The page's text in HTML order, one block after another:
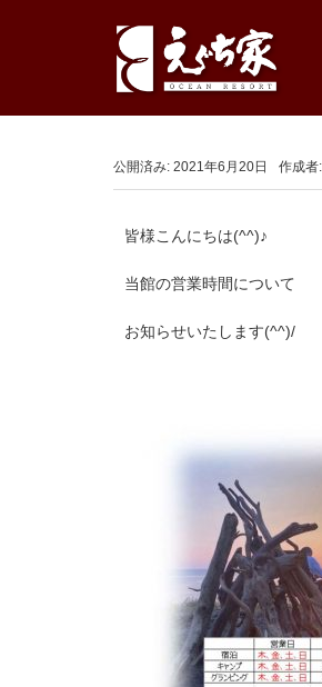
公開済み: 2021年6月20日 作成者:
皆様こんにちは(^^)♪
当館の営業時間について
お知らせいたします(^^)/